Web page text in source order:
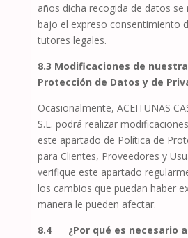
años dicha recogida de datos se
bajo el expreso consentimiento
tutores legales.
8.3 Modificaciones de
Protección de Datos y de
Ocasionalmente, ACEITUNAS
S.L. podrá realizar
este apartado de Política de
para Clientes, Proveedores y
verifique este apartado
los cambios que puedan haber
manera le pueden afectar.
8.4
¿Por qué es necesario